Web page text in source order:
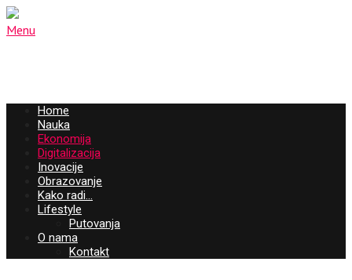
Menu
Home
Nauka
Ekonomija
Digitalizacija
Inovacije
Obrazovanje
Kako radi…
Lifestyle
Putovanja
O nama
Kontakt